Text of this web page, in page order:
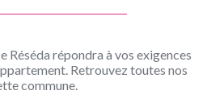
Réséda répondra à vos exigences
Retrouvez toutes nos
commune.